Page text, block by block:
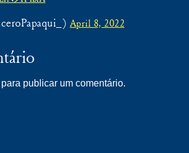
April 8, 2022
para publicar um comentário.